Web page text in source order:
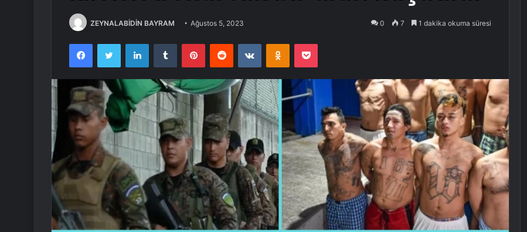
ZEYNALABİDİN BAYRAM Ağustos 5, 2023 0 7 1 dakika okuma süresi
FacebookTwitter LinkedInTumblr PinterestReddit VKontakteOdnoklassniki
Pocket